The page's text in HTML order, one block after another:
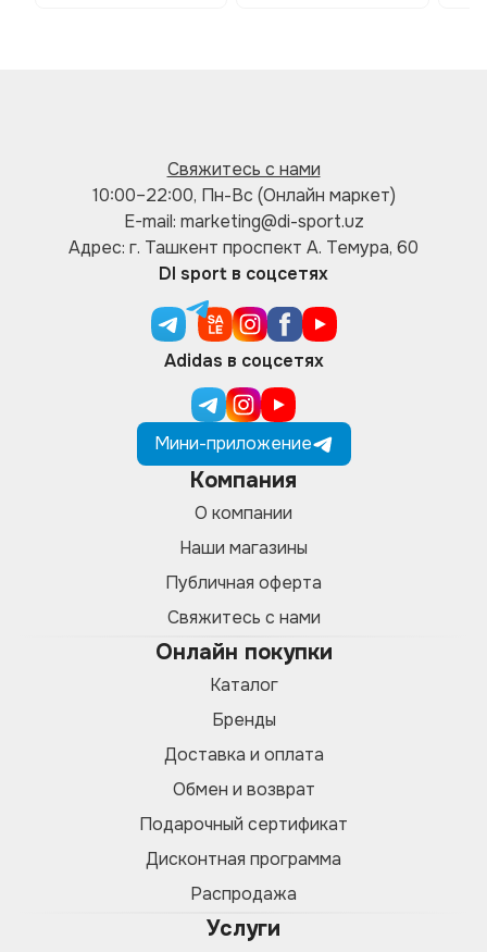
Свяжитесь с нами
10:00–22:00, Пн-Вс (Онлайн маркет)
E-mail: marketing@di-sport.uz
Адрес: г. Ташкент проспект А. Темура, 60
DI sport в соцсетях
Adidas в соцсетях
Мини-приложение
Компания
О компании
Наши магазины
Публичная оферта
Свяжитесь с нами
Онлайн покупки
Каталог
Бренды
Доставка и оплата
Обмен и возврат
Подарочный сертификат
Дисконтная программа
Распродажа
Услуги